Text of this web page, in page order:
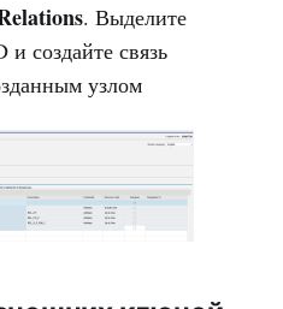
. Выделите
и создайте связь
узлом